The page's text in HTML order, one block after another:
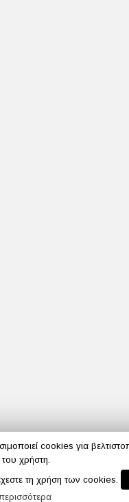
cookies για
του χρήστη.
τη χρήση των cookies.